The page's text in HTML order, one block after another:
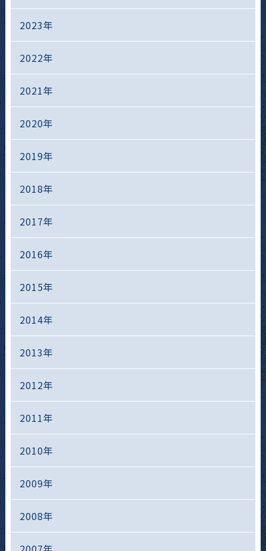
2023年
2022年
2021年
2020年
2019年
2018年
2017年
2016年
2015年
2014年
2013年
2012年
2011年
2010年
2009年
2008年